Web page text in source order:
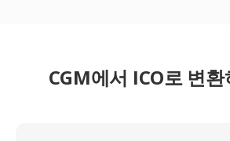
CGM에서 ICO로 변